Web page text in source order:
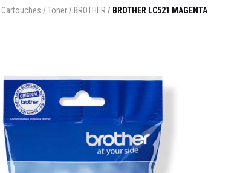
Cartouches / Toner/ BROTHER / BROTHER LC521 MAGENTA